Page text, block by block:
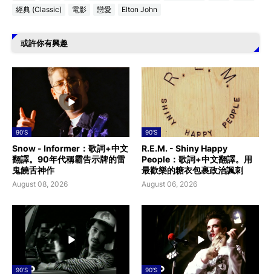
經典 (Classic)
電影 戀愛 Elton John
或許你有興趣
90'S
Snow - Informer：歌詞+中文
翻譯。90年代稱霸告示牌的雷
鬼饒舌神作
August 08, 2026
90'S
R.E.M. - Shiny Happy
People：歌詞+中文翻譯。用
最歡樂的糖衣包裹政治諷刺
August 06, 2026
90'S 90'S